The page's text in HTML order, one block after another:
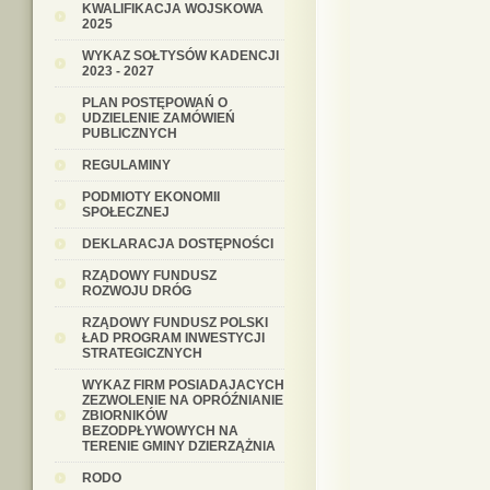
KWALIFIKACJA WOJSKOWA
2025
WYKAZ SOŁTYSÓW KADENCJI
2023 - 2027
PLAN POSTĘPOWAŃ O
UDZIELENIE ZAMÓWIEŃ
PUBLICZNYCH
REGULAMINY
PODMIOTY EKONOMII
SPOŁECZNEJ
DEKLARACJA DOSTĘPNOŚCI
RZĄDOWY FUNDUSZ
ROZWOJU DRÓG
RZĄDOWY FUNDUSZ POLSKI
ŁAD PROGRAM INWESTYCJI
STRATEGICZNYCH
WYKAZ FIRM POSIADAJACYCH
ZEZWOLENIE NA OPRÓŹNIANIE
ZBIORNIKÓW
BEZODPŁYWOWYCH NA
TERENIE GMINY DZIERZĄŻNIA
RODO